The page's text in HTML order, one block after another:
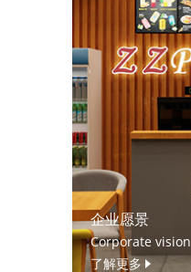
企业愿景
Corporate vision
了解更多